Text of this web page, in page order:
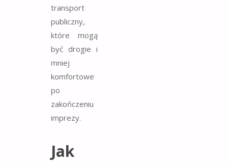
transport
publiczny,
które mogą
być drogie i
mniej
komfortowe
po
zakończeniu
imprezy.
Jak